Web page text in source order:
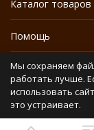
Каталог товаров
Помощь
Информация
Политика
Мы сохраняем
работать лучше.
использовать
это устраивает.